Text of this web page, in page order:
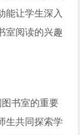
能让学生深入
室阅读的兴趣
书室的重要
生共同探索学